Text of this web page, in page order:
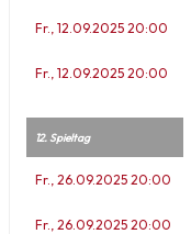
Fr., 12.09.2025 20:00
Fr., 12.09.2025 20:00
12. Spieltag
Fr., 26.09.2025 20:00
Fr., 26.09.2025 20:00